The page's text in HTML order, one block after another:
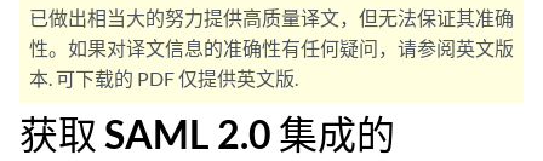
已做出相当大的努力提供高质量译文，但无法保证其准确
性。如果对译文信息的准确性有任何疑问，请参阅英文版
本. 可下载的 PDF 仅提供英文版.
获取 SAML 2.0 集成的